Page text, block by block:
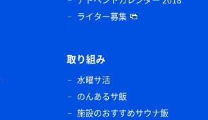
ライター募集
取り組み
水曜サ活
のんあるサ飯
施設のおすすめサウナ飯